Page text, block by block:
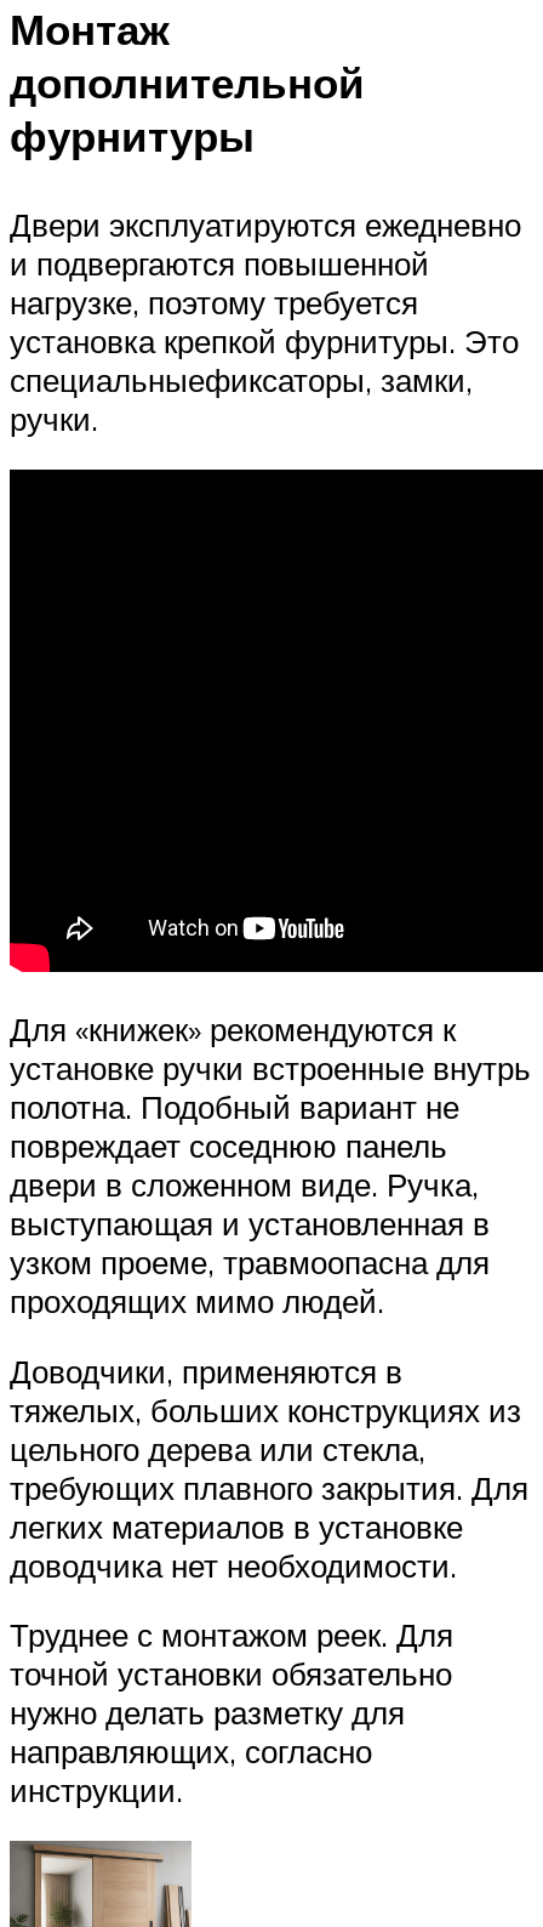
Монтаж
дополнительной
фурнитуры
Двери эксплуатируются ежедневно
и подвергаются повышенной
нагрузке, поэтому требуется
установка крепкой фурнитуры. Это
специальныефиксаторы, замки,
ручки.
Для «книжек» рекомендуются к
установке ручки встроенные внутрь
полотна. Подобный вариант не
повреждает соседнюю панель
двери в сложенном виде. Ручка,
выступающая и установленная в
узком проеме, травмоопасна для
проходящих мимо людей.
Доводчики, применяются в
тяжелых, больших конструкциях из
цельного дерева или стекла,
требующих плавного закрытия. Для
легких материалов в установке
доводчика нет необходимости.
Труднее с монтажом реек. Для
точной установки обязательно
нужно делать разметку для
направляющих, согласно
инструкции.